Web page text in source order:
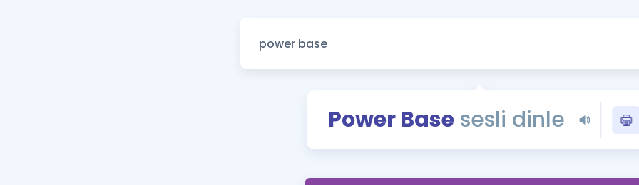
Tüm ÖSYM
YDS - YÖKDİL
İngilizce
Power Base sesli dinle